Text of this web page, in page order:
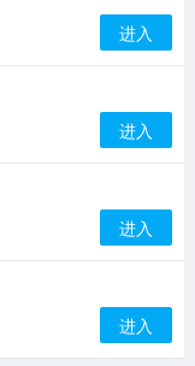
进入
进入
进入
进入